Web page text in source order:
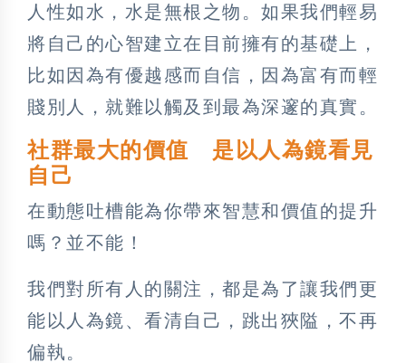
人性如水，水是無根之物。如果我們輕易
將自己的心智建立在目前擁有的基礎上，
比如因為有優越感而自信，因為富有而輕
賤別人，就難以觸及到最為深邃的真實。
社群最大的價值 是以人為鏡看見
自己
在動態吐槽能為你帶來智慧和價值的提升
嗎？並不能！
我們對所有人的關注，都是為了讓我們更
能以人為鏡、看清自己，跳出狹隘，不再
偏執。